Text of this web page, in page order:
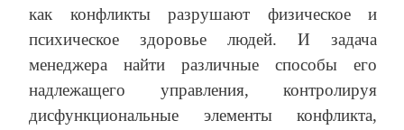
как конфликты разрушают физическое и
психическое здоровье людей. И задача
менеджера найти различные способы его
надлежащего управления, контролируя
дисфункциональные элементы конфликта,